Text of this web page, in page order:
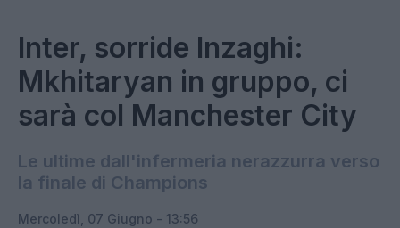
Inter, sorride Inzaghi:
Mkhitaryan in gruppo, ci
sarà col Manchester City
Le ultime dall'infermeria nerazzurra verso
la finale di Champions
Mercoledì, 07 Giugno - 13:56